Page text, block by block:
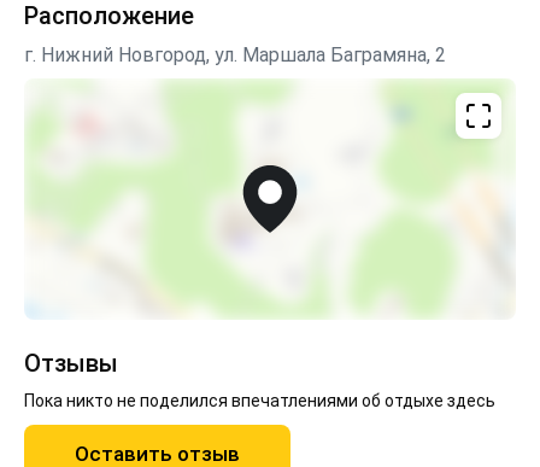
Расположение
г. Нижний Новгород, ул. Маршала Баграмяна, 2
Отзывы
Пока никто не поделился впечатлениями об отдыхе здесь
Оставить отзыв